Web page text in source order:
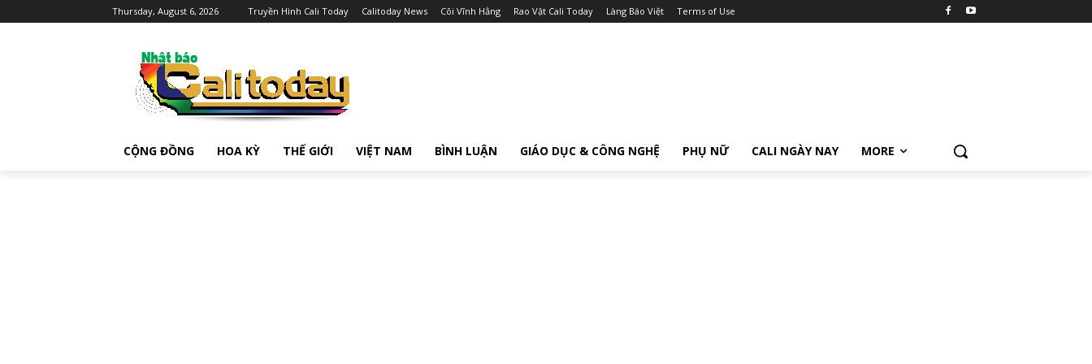
Thursday, August 6, 2026 Truyền Hình Cali Today Calitoday News Cõi Vĩnh Hằng Rao Vặt Cali Today Làng Báo Việt Terms of Use
CỘNG ĐỒNG HOA KỲ THẾ GIỚI VIỆT NAM BÌNH LUẬN GIÁO DỤC & CÔNG NGHỆ PHỤ NỮ CALI NGÀY NAY MORE